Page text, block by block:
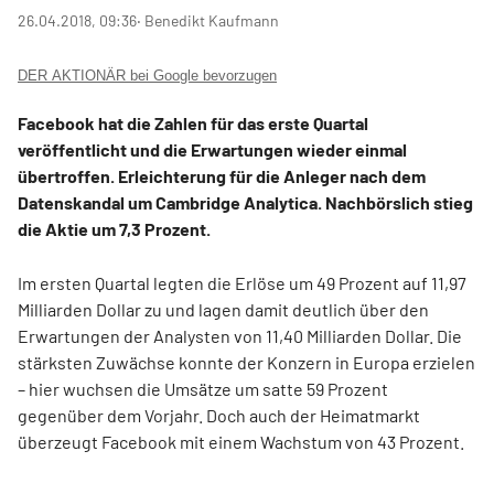
26.04.2018, 09:36‧ Benedikt Kaufmann
DER AKTIONÄR bei Google bevorzugen
Facebook hat die Zahlen für das erste Quartal
veröffentlicht und die Erwartungen wieder einmal
übertroffen. Erleichterung für die Anleger nach dem
Datenskandal um Cambridge Analytica. Nachbörslich stieg
die Aktie um 7,3 Prozent.
Im ersten Quartal legten die Erlöse um 49 Prozent auf 11,97
Milliarden Dollar zu und lagen damit deutlich über den
Erwartungen der Analysten von 11,40 Milliarden Dollar. Die
stärksten Zuwächse konnte der Konzern in Europa erzielen
– hier wuchsen die Umsätze um satte 59 Prozent
gegenüber dem Vorjahr. Doch auch der Heimatmarkt
überzeugt Facebook mit einem Wachstum von 43 Prozent.